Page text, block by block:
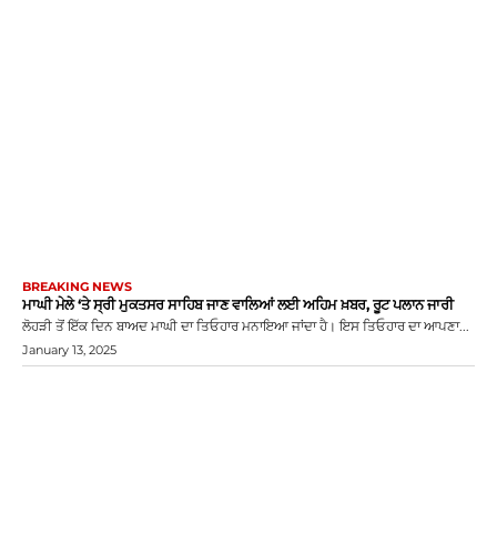
BREAKING NEWS
ਮਾਘੀ ਮੇਲੇ ‘ਤੇ ਸ੍ਰੀ ਮੁਕਤਸਰ ਸਾਹਿਬ ਜਾਣ ਵਾਲਿਆਂ ਲਈ ਅਹਿਮ ਖ਼ਬਰ, ਰੂਟ ਪਲਾਨ ਜਾਰੀ
ਲੋਹੜੀ ਤੋਂ ਇੱਕ ਦਿਨ ਬਾਅਦ ਮਾਘੀ ਦਾ ਤਿਓਹਾਰ ਮਨਾਇਆ ਜਾਂਦਾ ਹੈ। ਇਸ ਤਿਓਹਾਰ ਦਾ ਆਪਣਾ...
January 13, 2025